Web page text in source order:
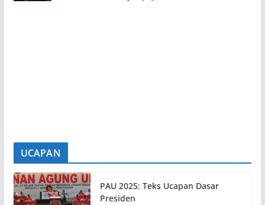
UCAPAN
PAU 2025: Teks Ucapan Dasar
Presiden